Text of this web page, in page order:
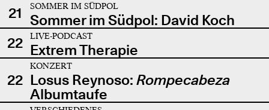
21
SOMMER IM SÜDPOL
Sommer im Südpol: David Koch
22
LIVE-PODCAST
Extrem Therapie
22
KONZERT
Losus Reynoso: Rompecabeza
Albumtaufe